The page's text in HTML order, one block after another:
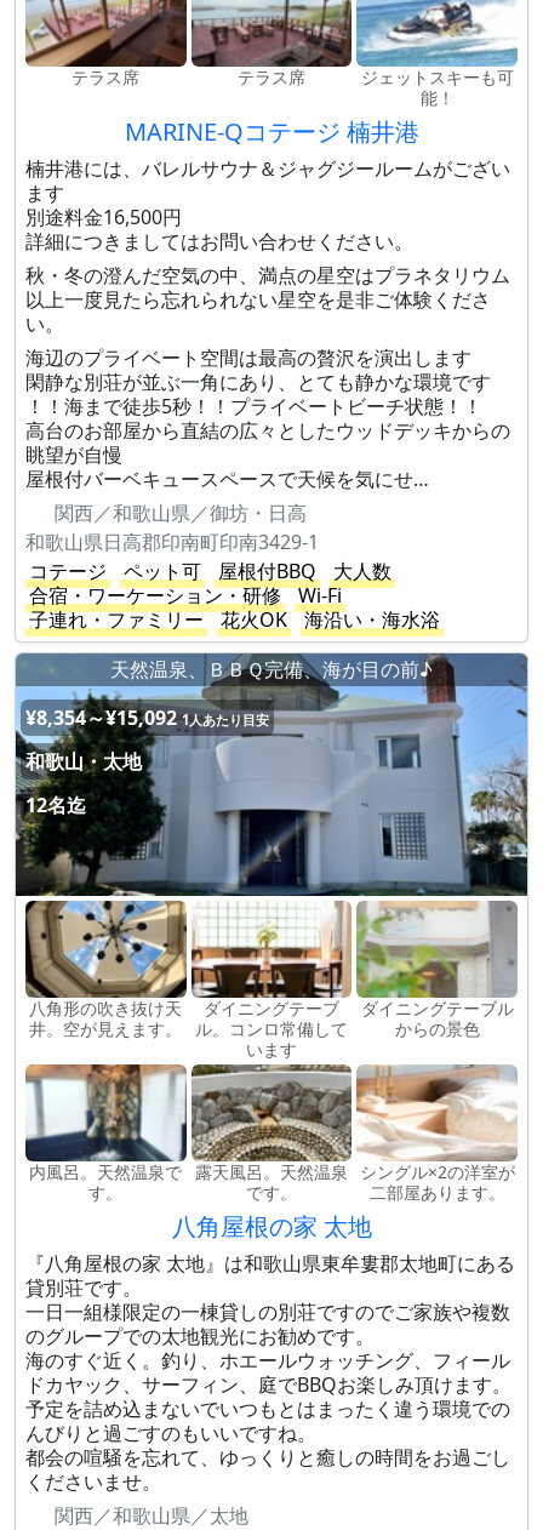
テラス席 テラス席
ジェットスキーも可
能！
MARINE-Qコテージ 楠井港
楠井港には、バレルサウナ＆ジャグジールームがござい
ます
別途料金16,500円
詳細につきましてはお問い合わせください。
秋・冬の澄んだ空気の中、満点の星空はプラネタリウム
以上一度見たら忘れられない星空を是非ご体験くださ
い。
海辺のプライベート空間は最高の贅沢を演出します
閑静な別荘が並ぶ一角にあり、とても静かな環境です
！！海まで徒歩5秒！！プライベートビーチ状態！！
高台のお部屋から直結の広々としたウッドデッキからの
眺望が自慢
屋根付バーベキュースペースで天候を気にせ…
関西／和歌山県／御坊・日高
和歌山県日高郡印南町印南3429-1
コテージ
ペット可 屋根付BBQ
大人数
合宿・ワーケーション・研修
Wi-Fi
子連れ・ファミリー
花火OK
海沿い・海水浴
天然温泉、ＢＢＱ完備、海が目の前♪
¥8,354～¥15,092 1人あたり目安
和歌山・太地
12名迄
八角形の吹き抜け天
井。空が見えます。
ダイニングテーブ
ル。コンロ常備して
います
ダイニングテーブル
からの景色
内風呂。天然温泉で
す。
露天風呂。天然温泉
です。
シングル×2の洋室が
二部屋あります。
八角屋根の家 太地
『八角屋根の家 太地』は和歌山県東牟婁郡太地町にある
貸別荘です。
一日一組様限定の一棟貸しの別荘ですのでご家族や複数
のグループでの太地観光にお勧めです。
海のすぐ近く。釣り、ホエールウォッチング、フィール
ドカヤック、サーフィン、庭でBBQお楽しみ頂けます。
予定を詰め込まないでいつもとはまったく違う環境での
んびりと過ごすのもいいですね。
都会の喧騒を忘れて、ゆっくりと癒しの時間をお過ごし
くださいませ。
関西／和歌山県／太地